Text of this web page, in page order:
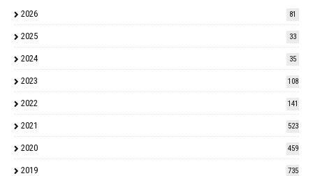
2026 81
2025 33
2024 35
2023 108
2022 141
2021 523
2020 459
2019 735